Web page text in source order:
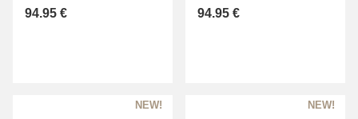
94.95 € 94.95 €